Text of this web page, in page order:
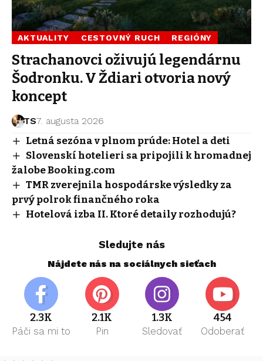
AKTUALITY CESTOVNÝ RUCH REGIÓNY
Strachanovci oživujú legendárnu
Šodronku. V Ždiari otvoria nový
koncept
TS7. augusta 2026
Letná sezóna v plnom prúde: Hotel a deti
Slovenskí hotelieri sa pripojili k hromadnej
žalobe Booking.com
TMR zverejnila hospodárske výsledky za
prvý polrok finančného roka
Hotelová izba II. Ktoré detaily rozhodujú?
Sledujte nás
Nájdete nás na sociálnych sieťach
2.3K
Páči sa mi to
2.1K
Pin
1.3K
Sledovať
454
Odoberať